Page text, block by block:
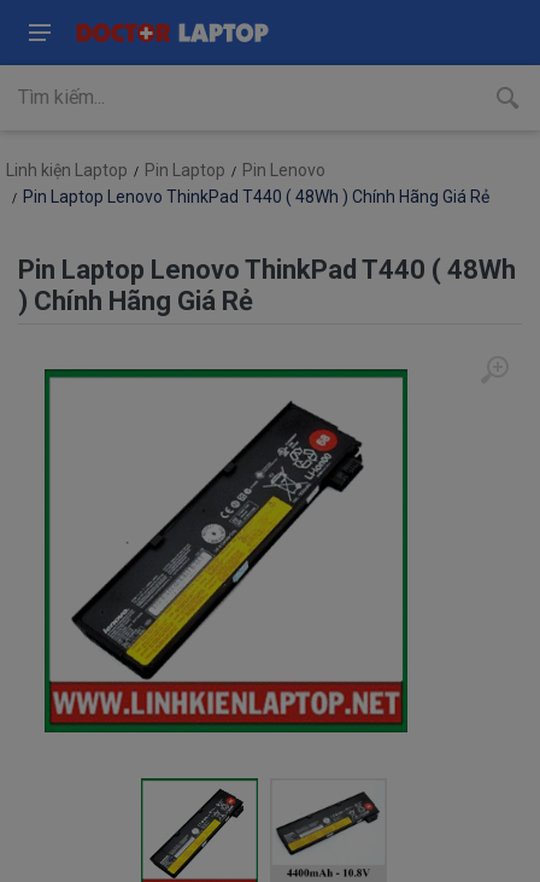
Linh kiện Laptop Pin Laptop
Pin Lenovo
Pin Laptop Lenovo ThinkPad T440 ( 48Wh ) Chính Hãng Giá Rẻ
Pin Laptop Lenovo ThinkPad T440 ( 48Wh
) Chính Hãng Giá Rẻ